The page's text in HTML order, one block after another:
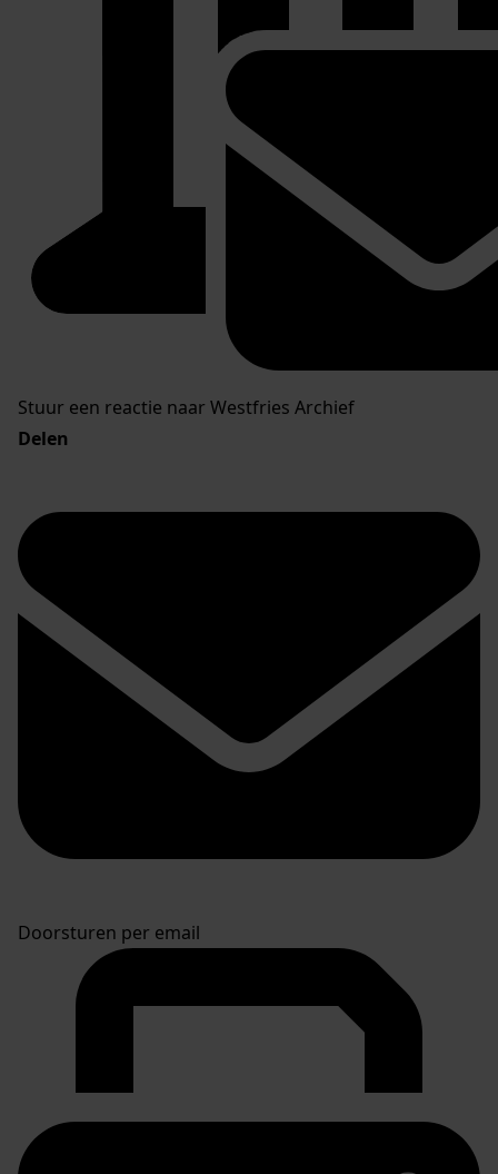
Stuur een reactie naar Westfries Archief
Delen
Doorsturen per email